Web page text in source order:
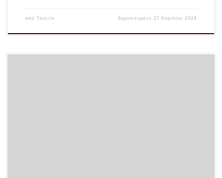
από Teucris δημοσιευμένο27 Απριλίου 2024